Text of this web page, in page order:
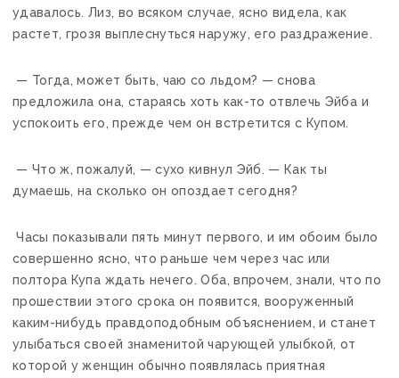
удавалось. Лиз, во всяком случае, ясно видела, как
растет, грозя выплеснуться наружу, его раздражение.
— Тогда, может быть, чаю со льдом? — снова
предложила она, стараясь хоть как-то отвлечь Эйба и
успокоить его, прежде чем он встретится с Купом.
— Что ж, пожалуй, — сухо кивнул Эйб. — Как ты
думаешь, на сколько он опоздает сегодня?
Часы показывали пять минут первого, и им обоим было
совершенно ясно, что раньше чем через час или
полтора Купа ждать нечего. Оба, впрочем, знали, что по
прошествии этого срока он появится, вооруженный
каким-нибудь правдоподобным объяснением, и станет
улыбаться своей знаменитой чарующей улыбкой, от
которой у женщин обычно появлялась приятная